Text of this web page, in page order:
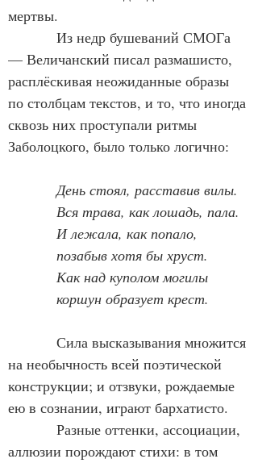
мертвы.
— Величанский писал размашисто,
расплёскивая неожиданные образы
по столбцам текстов, и то, что иногда
сквозь них проступали ритмы
Заболоцкого, было только логично:
День стоял, расставив вилы.
            Вся трава, как лошадь, пала.
            И лежала, как попало,
            позабыв хотя бы хруст.
            Как над куполом могилы
            коршун образует крест.
на необычность всей поэтической
конструкции; и отзвуки, рождаемые
ею в сознании, играют бархатисто.
аллюзии порождают стихи: в том